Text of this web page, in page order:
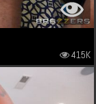
415K